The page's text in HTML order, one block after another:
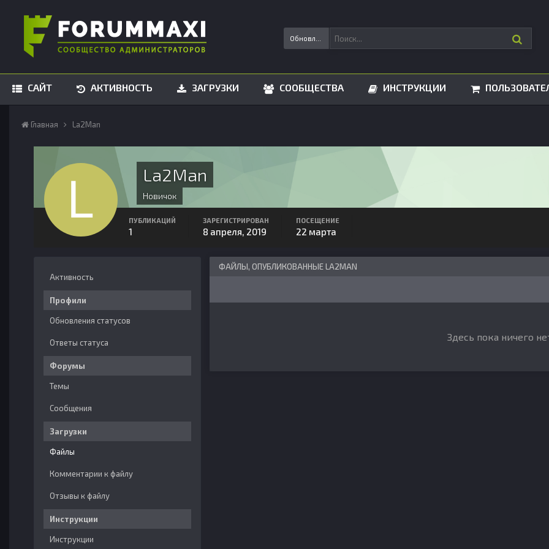
САЙТ АКТИВНОСТЬ ЗАГРУЗКИ СООБЩЕСТВА ИНСТРУКЦИИ
Главная La2Man
La2Man
Новичок
ПУБЛИКАЦИЙ
1
ЗАРЕГИСТРИРОВАН
8 апреля, 2019
ПОСЕЩЕНИЕ
22 марта
Активность
Профили
Обновления статусов
Ответы статуса
Форумы
Темы
Сообщения
Загрузки
Файлы
Комментарии к файлу
Отзывы к файлу
Инструкции
Инструкции
ФАЙЛЫ, ОПУБЛИКОВАННЫЕ LA2MAN
Здесь пока ничего